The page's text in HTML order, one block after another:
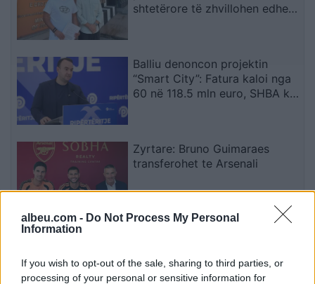
albeu.com - Do Not Process My Personal
Information
If you wish to opt-out of the sale, sharing to third parties, or
processing of your personal or sensitive information for
shtetërore të zhvillohen edhe
Balliu denoncon projektin
“Smart City”: Fatura kaloi nga
60 në 118.5 mln euro, SHBA ka
Zyrtare: Bruno Guimaraes
transferohet te Arsenali
të siguruar Rodrin